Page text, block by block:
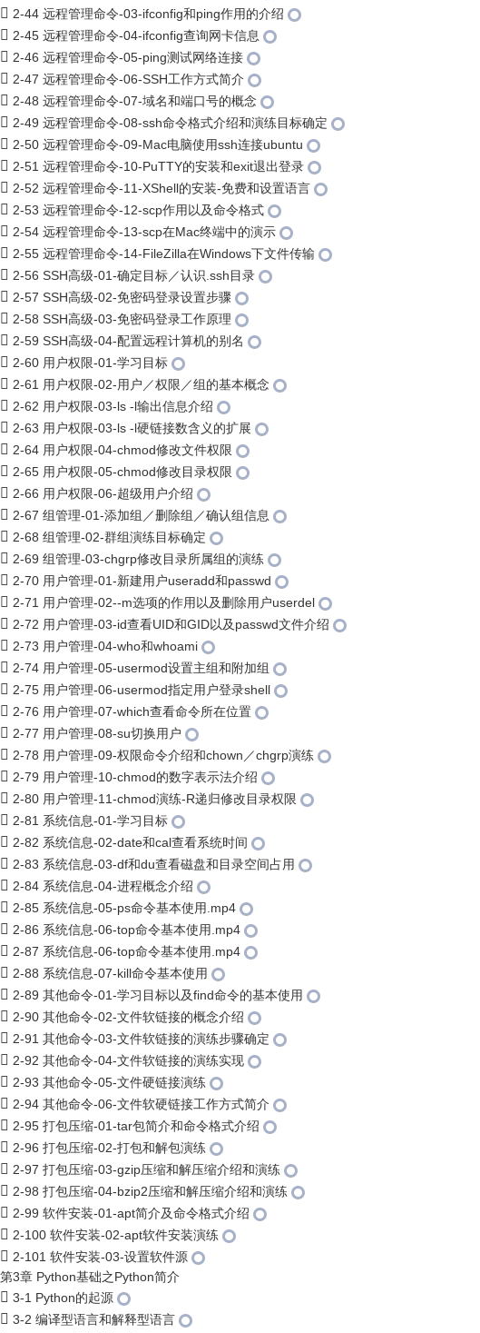
2-44 远程管理命令-03-ifconfig和ping作用的介绍
2-45 远程管理命令-04-ifconfig查询网卡信息
2-46 远程管理命令-05-ping测试网络连接
2-47 远程管理命令-06-SSH工作方式简介
2-48 远程管理命令-07-域名和端口号的概念
2-49 远程管理命令-08-ssh命令格式介绍和演练目标确定
2-50 远程管理命令-09-Mac电脑使用ssh连接ubuntu
2-51 远程管理命令-10-PuTTY的安装和exit退出登录
2-52 远程管理命令-11-XShell的安装-免费和设置语言
2-53 远程管理命令-12-scp作用以及命令格式
2-54 远程管理命令-13-scp在Mac终端中的演示
2-55 远程管理命令-14-FileZilla在Windows下文件传输
2-56 SSH高级-01-确定目标／认识.ssh目录
2-57 SSH高级-02-免密码登录设置步骤
2-58 SSH高级-03-免密码登录工作原理
2-59 SSH高级-04-配置远程计算机的别名
2-60 用户权限-01-学习目标
2-61 用户权限-02-用户／权限／组的基本概念
2-62 用户权限-03-ls -l输出信息介绍
2-63 用户权限-03-ls -l硬链接数含义的扩展
2-64 用户权限-04-chmod修改文件权限
2-65 用户权限-05-chmod修改目录权限
2-66 用户权限-06-超级用户介绍
2-67 组管理-01-添加组／删除组／确认组信息
2-68 组管理-02-群组演练目标确定
2-69 组管理-03-chgrp修改目录所属组的演练
2-70 用户管理-01-新建用户useradd和passwd
2-71 用户管理-02--m选项的作用以及删除用户userdel
2-72 用户管理-03-id查看UID和GID以及passwd文件介绍
2-73 用户管理-04-who和whoami
2-74 用户管理-05-usermod设置主组和附加组
2-75 用户管理-06-usermod指定用户登录shell
2-76 用户管理-07-which查看命令所在位置
2-77 用户管理-08-su切换用户
2-78 用户管理-09-权限命令介绍和chown／chgrp演练
2-79 用户管理-10-chmod的数字表示法介绍
2-80 用户管理-11-chmod演练-R递归修改目录权限
2-81 系统信息-01-学习目标
2-82 系统信息-02-date和cal查看系统时间
2-83 系统信息-03-df和du查看磁盘和目录空间占用
2-84 系统信息-04-进程概念介绍
2-85 系统信息-05-ps命令基本使用.mp4
2-86 系统信息-06-top命令基本使用.mp4
2-87 系统信息-06-top命令基本使用.mp4
2-88 系统信息-07-kill命令基本使用
2-89 其他命令-01-学习目标以及find命令的基本使用
2-90 其他命令-02-文件软链接的概念介绍
2-91 其他命令-03-文件软链接的演练步骤确定
2-92 其他命令-04-文件软链接的演练实现
2-93 其他命令-05-文件硬链接演练
2-94 其他命令-06-文件软硬链接工作方式简介
2-95 打包压缩-01-tar包简介和命令格式介绍
2-96 打包压缩-02-打包和解包演练
2-97 打包压缩-03-gzip压缩和解压缩介绍和演练
2-98 打包压缩-04-bzip2压缩和解压缩介绍和演练
2-99 软件安装-01-apt简介及命令格式介绍
2-100 软件安装-02-apt软件安装演练
2-101 软件安装-03-设置软件源
第3章 Python基础之Python简介
3-1 Python的起源
3-2 编译型语言和解释型语言